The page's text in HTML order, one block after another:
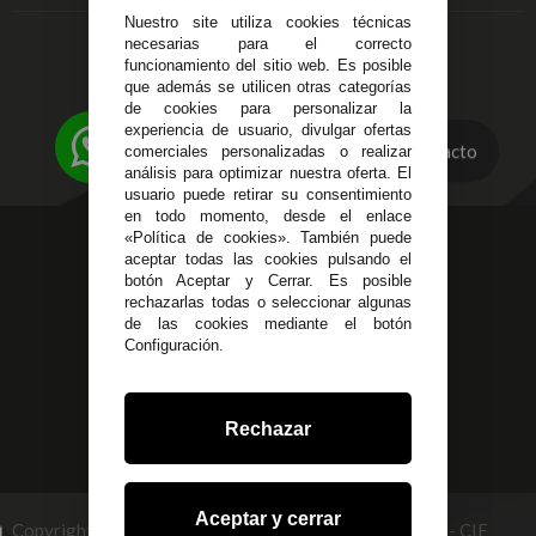
14
Alzira - Valencia
C/ Esplugues, 135
Devoluciones
Política de Privacidad
Pago Seguro
Terminos y
Condiciones Generales
Políticas de Cookies
623 23 31 98
Atendemos Whatsapp
955 44 45 43/955 44 45 44
Avenida Plaza de Toros,
Copyright © 2026 STEI GLOBAL MULTISERVICES, S.L - CIF
Contacto
Nuestro site utiliza cookies técnicas
necesarias para el correcto
funcionamiento del sitio web. Es posible
que además se utilicen otras categorías
de cookies para personalizar la
experiencia de usuario, divulgar ofertas
comerciales personalizadas o realizar
análisis para optimizar nuestra oferta. El
usuario puede retirar su consentimiento
en todo momento, desde el enlace
«Política de cookies». También puede
aceptar todas las cookies pulsando el
botón Aceptar y Cerrar. Es posible
rechazarlas todas o seleccionar algunas
de las cookies mediante el botón
Configuración.
Rechazar
Aceptar y cerrar